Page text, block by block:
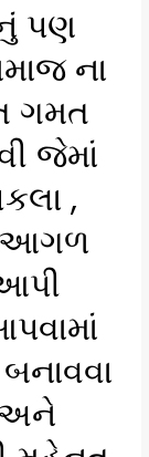
પણ
ના
ગમત
જેમાં
,
આગળ
અને